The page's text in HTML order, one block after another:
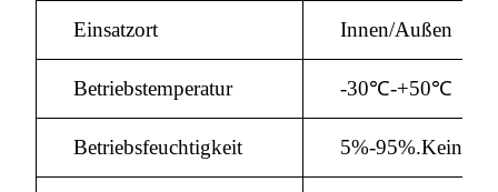
Einsatzort Innen/Außen
Betriebstemperatur -30℃-+50℃
Betriebsfeuchtigkeit 5%-95%.Keine